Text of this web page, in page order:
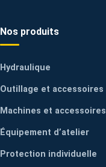
Nos produits
Hydraulique
Outillage et accessoires
Machines et accessoires
Équipement d’atelier
Protection individuelle